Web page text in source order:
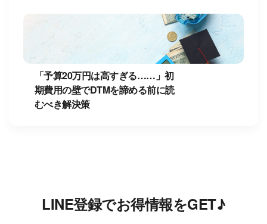
「予算20万円は高すぎる……」初
期費用の壁でDTMを諦める前に読
むべき解決策
LINE登録でお得情報をGET♪